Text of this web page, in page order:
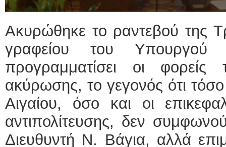
Ακυρώθηκε το ραντεβού της
γραφείου του Υπουργού
προγραμματίσει οι
ακύρωσης, το γεγονός ότι
Αιγαίου, όσο και οι
αντιπολίτευσης, δεν
Διευθυντή Ν. Βάγια, αλλά